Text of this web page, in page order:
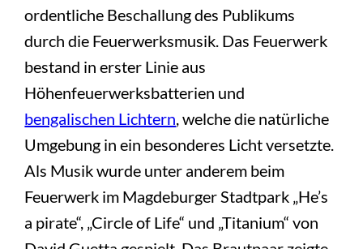
ordentliche Beschallung des Publikums
durch die Feuerwerksmusik. Das Feuerwerk
bestand in erster Linie aus
Höhenfeuerwerksbatterien und
bengalischen Lichtern, welche die natürliche
Umgebung in ein besonderes Licht versetzte.
Als Musik wurde unter anderem beim
Feuerwerk im Magdeburger Stadtpark „He’s
a pirate“, „Circle of Life“ und „Titanium“ von